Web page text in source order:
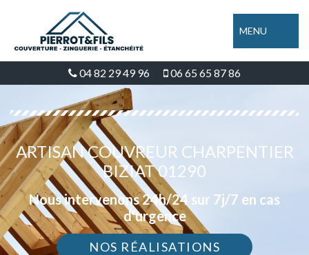
MENU
04 82 29 49 96 06 65 65 87 86
ARTISAN COUVREUR CHARPENTIER
BIZIAT 01290
Nous intervenons 24h/24 sur 7j/7 en cas
d'urgence
NOS RÉALISATIONS